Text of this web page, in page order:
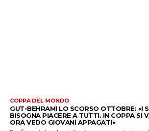
COPPA DEL MONDO
GUT-BEHRAMI LO SCORSO OTTOBRE: «I
BISOGNA PIACERE A TUTTI. IN COPPA SI
ORA VEDO GIOVANI APPAGATI»